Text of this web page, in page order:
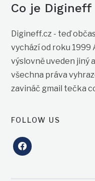
Co je Digineff
Digineff.cz - teď
vychází od roku
výslovně uveden jiný
všechna práva
zavináč gmail tečka
FOLLOW US
facebook